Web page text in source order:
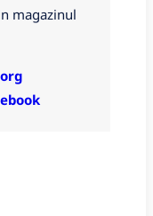
magazinul